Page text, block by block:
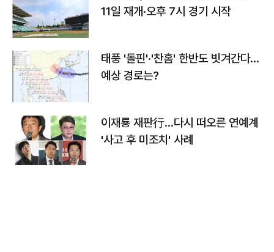
11일 재개·오후 7시 경기 시작
태풍 '돌핀'·'찬홈' 한반도 빗겨간다…
예상 경로는?
이재룡 재판行…다시 떠오른 연예계
'사고 후 미조치' 사례